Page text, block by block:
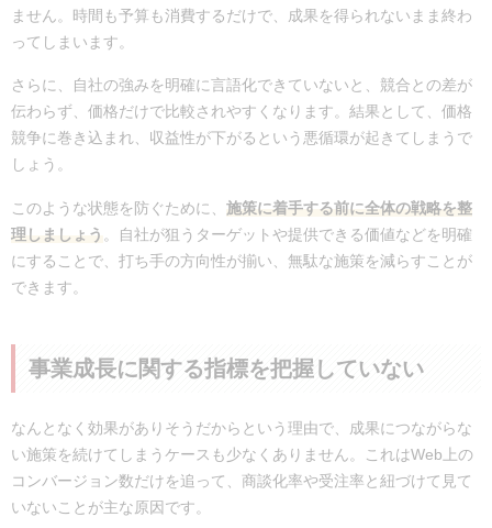
ません。時間も予算も消費するだけで、成果を得られないまま終わ
ってしまいます。
さらに、自社の強みを明確に言語化できていないと、競合との差が
伝わらず、価格だけで比較されやすくなります。結果として、価格
競争に巻き込まれ、収益性が下がるという悪循環が起きてしまうで
しょう。
このような状態を防ぐために、 施策に着手する前に全体の戦略を整
理しましょう 。自社が狙うターゲットや提供できる価値などを明確
にすることで、打ち手の方向性が揃い、無駄な施策を減らすことが
できます。
事業成長に関する指標を把握していない
なんとなく効果がありそうだからという理由で、成果につながらな
い施策を続けてしまうケースも少なくありません。これはWeb上の
コンバージョン数だけを追って、商談化率や受注率と紐づけて見て
いないことが主な原因です。